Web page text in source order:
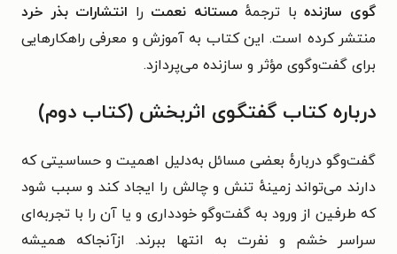
گوی سازندهبا ترجمهٔمستانه نعمت را انتشارات بذر خرد
منتشر کرده است. این کتاب به آموزش و معرفی راهکارهایی
برای گفت‌وگوی مؤثر و سازنده می‌پردازد.
درباره کتاب گفتگوی اثربخش (کتاب دوم)
گفت‌وگو دربارهٔ بعضی مسائل به‌دلیل اهمیت و حساسیتی که
دارند می‌تواند زمینهٔ تنش و چالش را ایجاد کند و سبب شود
که طرفین از ورود به گفت‌وگو خودداری و یا آن را با تجربه‌ای
سراسر خشم و نفرت به انتها ببرند. ازآنجاکه همیشه